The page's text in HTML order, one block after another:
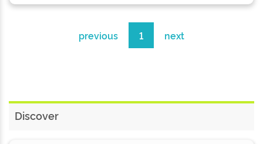
previous 1 next
Discover